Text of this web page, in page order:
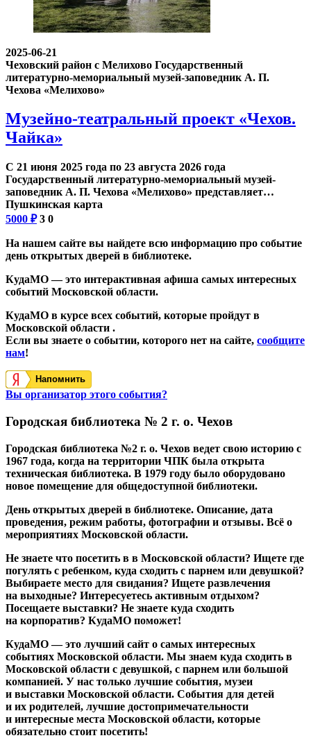
2025-06-21
Чеховский район с Мелихово Государственный
литературно-мемориальный музей-заповедник А. П.
Чехова «Мелихово»
Музейно-театральный проект «Чехов.
Чайка»
С 21 июня 2025 года по 23 августа 2026 года
Государственный литературно-мемориальный музей-
заповедник А. П. Чехова «Мелихово» представляет…
Пушкинская карта
5000 ₽ 3 0
На нашем сайте вы найдете всю информацию про событие
день открытых дверей в библиотеке.
КудаМО — это интерактивная афиша самых интересных
событий Московской области.
КудаМО в курсе всех событий, которые пройдут в
Московской области .
Если вы знаете о событии, которого нет на сайте, сообщите
нам!
Напомнить
Вы организатор этого события?
Городская библиотека № 2 г. о. Чехов
Городская библиотека №2 г. о. Чехов ведет свою историю с
1967 года, когда на территории ЧПК была открыта
техническая библиотека. В 1979 году было оборудовано
новое помещение для общедоступной библиотеки.
День открытых дверей в библиотеке. Описание, дата
проведения, режим работы, фотографии и отзывы. Всё о
мероприятиях Московской области.
Не знаете что посетить в в Московской области? Ищете где
погулять с ребенком, куда сходить с парнем или девушкой?
Выбираете место для свидания? Ищете развлечения
на выходные? Интересуетесь активным отдыхом?
Посещаете выставки? Не знаете куда сходить
на корпоратив? КудаМО поможет!
КудаМО — это лучший сайт о самых интересных
событиях Московской области. Мы знаем куда сходить в
Московской области с девушкой, с парнем или большой
компанией. У нас только лучшие события, музеи
и выставки Московской области. События для детей
и их родителей, лучшие достопримечательности
и интересные места Московской области, которые
обязательно стоит посетить!